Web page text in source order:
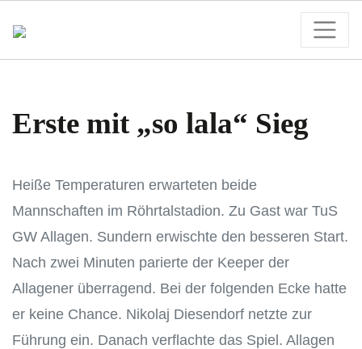
Erste mit „so lala“ Sieg
Heiße Temperaturen erwarteten beide
Mannschaften im Röhrtalstadion. Zu Gast war TuS
GW Allagen. Sundern erwischte den besseren Start.
Nach zwei Minuten parierte der Keeper der
Allagener überragend. Bei der folgenden Ecke hatte
er keine Chance. Nikolaj Diesendorf netzte zur
Führung ein. Danach verflachte das Spiel. Allagen